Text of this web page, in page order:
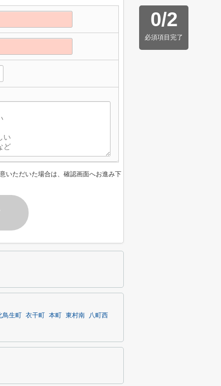
0/2
必須項目完了
いただいた場合は、確認画面へお進み下
鳥生町 衣干町 本町 東村南 八町西